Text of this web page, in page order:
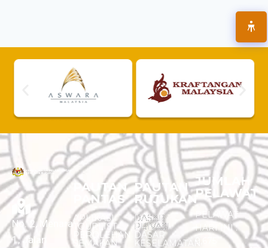
No. 2, Menara
1, Jalan
PAUTAN
PANTAS
APLIKASI
TOURLIST
PEROLEHAN
SEMAKAN
PAUTAN
RUJUKAN
DASAR
PRIVASI
DASAR
KESELAMATAN
JUMLAH
PELAWAT
PELAWAT
HARI INI :